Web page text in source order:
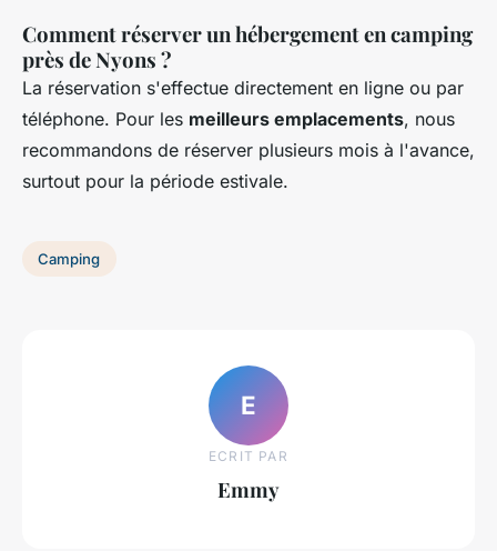
Comment réserver un hébergement en camping
près de Nyons ?
La réservation s'effectue directement en ligne ou par
téléphone. Pour les meilleurs emplacements, nous
recommandons de réserver plusieurs mois à l'avance,
surtout pour la période estivale.
Camping
E
ECRIT PAR
Emmy